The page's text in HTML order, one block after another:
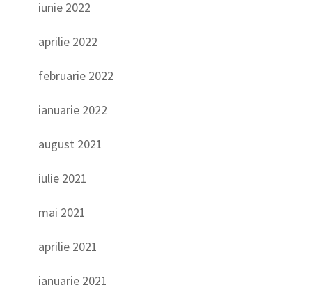
iunie 2022
aprilie 2022
februarie 2022
ianuarie 2022
august 2021
iulie 2021
mai 2021
aprilie 2021
ianuarie 2021